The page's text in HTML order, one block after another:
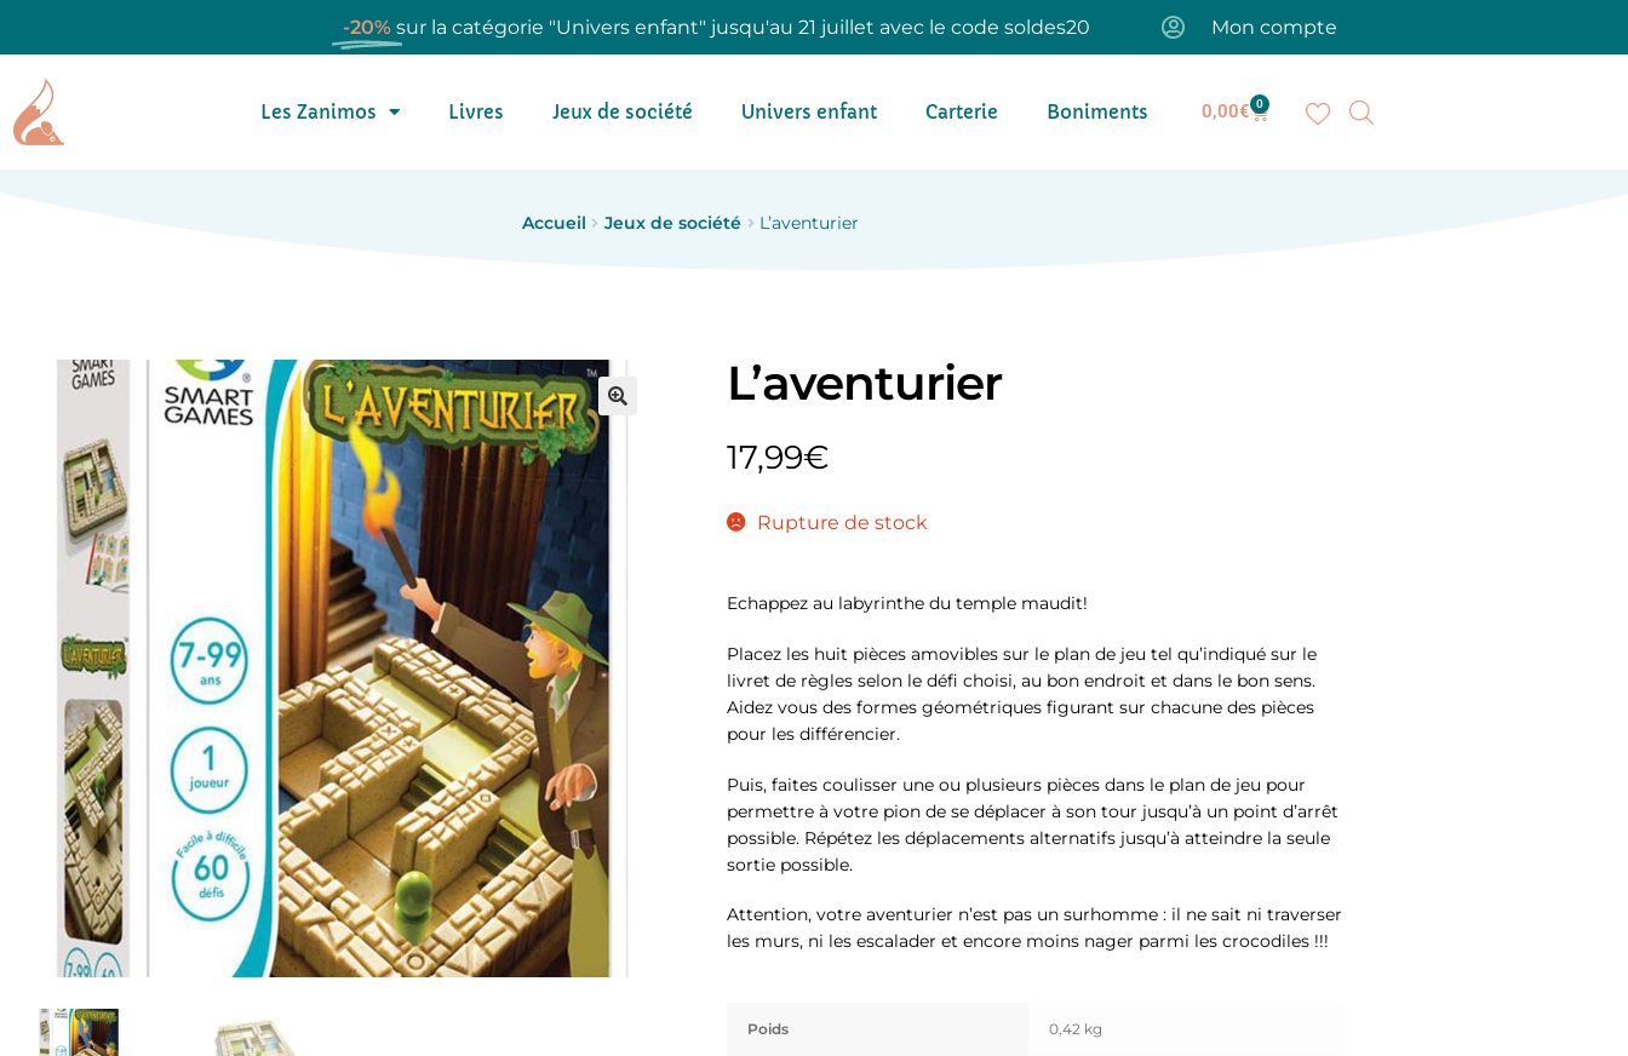
-20% sur la catégorie "Univers enfant" jusqu'au 21 juillet avec le code soldes20 Mon compte
Les Zanimos Livres Jeux de société Univers enfant Carterie Boniments 0,00€ 0
Accueil Jeux de société L’aventurier
L’aventurier
17,99€
Rupture de stock
Echappez au labyrinthe du temple maudit!
Placez les huit pièces amovibles sur le plan de jeu tel qu’indiqué sur le
livret de règles selon le défi choisi, au bon endroit et dans le bon sens.
Aidez vous des formes géométriques figurant sur chacune des pièces
pour les différencier.
Puis, faites coulisser une ou plusieurs pièces dans le plan de jeu pour
permettre à votre pion de se déplacer à son tour jusqu’à un point d’arrêt
possible. Répétez les déplacements alternatifs jusqu’à atteindre la seule
sortie possible.
Attention, votre aventurier n’est pas un surhomme : il ne sait ni traverser
les murs, ni les escalader et encore moins nager parmi les crocodiles !!!
Poids 0,42 kg